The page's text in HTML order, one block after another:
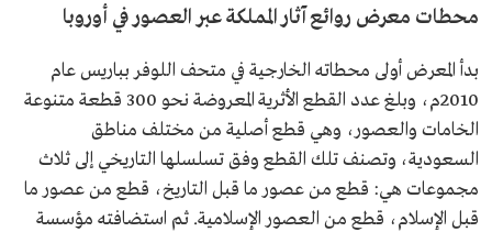
محطات معرض روائع آثار المملكة عبر العصور في أوروبا
بدأ المعرض أولى محطاته الخارجية في متحف اللوفر بباريس عام
2010م، وبلغ عدد القطع الأثرية المعروضة نحو 300 قطعة متنوعة
الخامات والعصور، وهي قطع أصلية من مختلف مناطق
السعودية، وتصنف تلك القطع وفق تسلسلها التاريخي إلى ثلاث
مجموعات هي: قطع من عصور ما قبل التاريخ، قطع من عصور ما
قبل الإسلام، قطع من العصور الإسلامية. ثم استضافته مؤسسة